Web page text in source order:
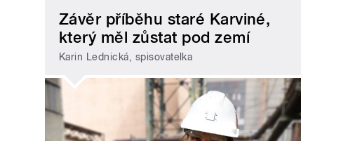
Závěr příběhu staré Karviné,
který měl zůstat pod zemí
Karin Lednická, spisovatelka